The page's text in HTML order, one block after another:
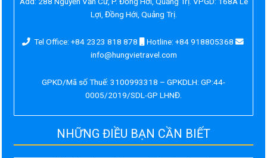
Lợi, Đồng Hới, Quảng Trị.
Tel Office: +84 2323 818 878
Hotline: +84 918805368
info@hungvietravel.com
GPKD/Mã số Thuế: 3100993318 – GPKDLH: GP:44-
0005/2019/SDL-GP LHNĐ.
NHỮNG ĐIỀU BẠN CẦN BIẾT